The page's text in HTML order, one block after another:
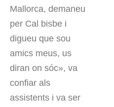
Mallorca, demaneu
per Cal bisbe i
digueu que sou
amics meus, us
diran on sóc», va
confiar als
assistents i va ser